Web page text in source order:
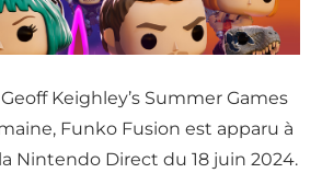
Keighley’s Summer Games
Funko Fusion est apparu à
Nintendo Direct du 18 juin 2024.